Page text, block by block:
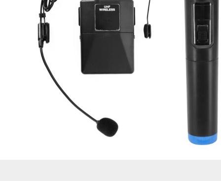
información de
Información de las
Cookies de